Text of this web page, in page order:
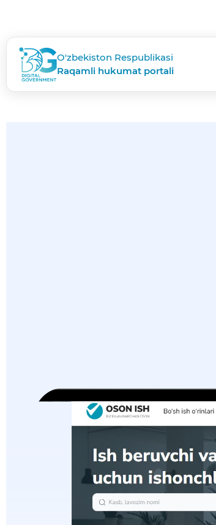
O'zbekiston Respublikasi
Raqamli hukumat portali